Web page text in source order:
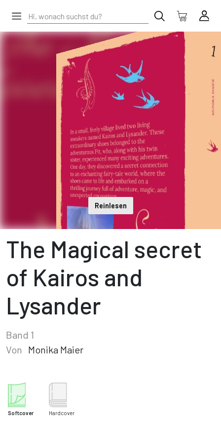
Reinlesen
The Magical secret
of Kairos and
Lysander
Band 1
Von
Monika Maier
Softcover Hardcover